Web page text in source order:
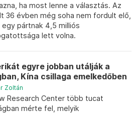
ha most lenne a választás. Az
36 évben még soha nem fordult elő,
egy pártnak 4,5 milliós
lett volna.
egyre jobban utálják a
Kína csillaga emelkedőben
Zoltán
Research Center több tucat
mérte fel, melyik